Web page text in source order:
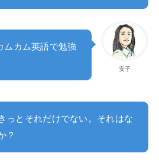
安子
ムカム英語で勉強
っとそれだけでない。それはな
？